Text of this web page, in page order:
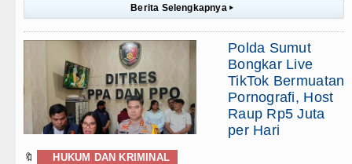
Berita Selengkapnya ▸
Polda Sumut
Bongkar Live
TikTok Bermuatan
Pornografi, Host
Raup Rp5 Juta
per Hari
🔖 HUKUM DAN KRIMINAL